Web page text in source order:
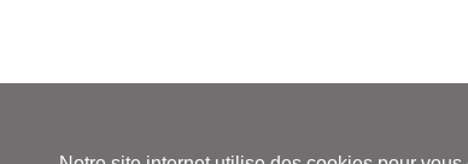
© Le Bruit du temps - Siren 504 585